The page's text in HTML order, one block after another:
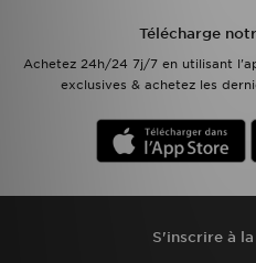
Télécharge
Achetez 24h/24 7j/7 en utilisant
exclusives & achetez les
S'inscrire à